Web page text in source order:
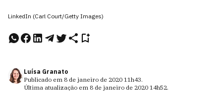
LinkedIn (Carl Court/Getty Images)
Luísa Granato
Publicado em 8 de janeiro de 2020 11h43.
Última atualização em 8 de janeiro de 2020 14h52.